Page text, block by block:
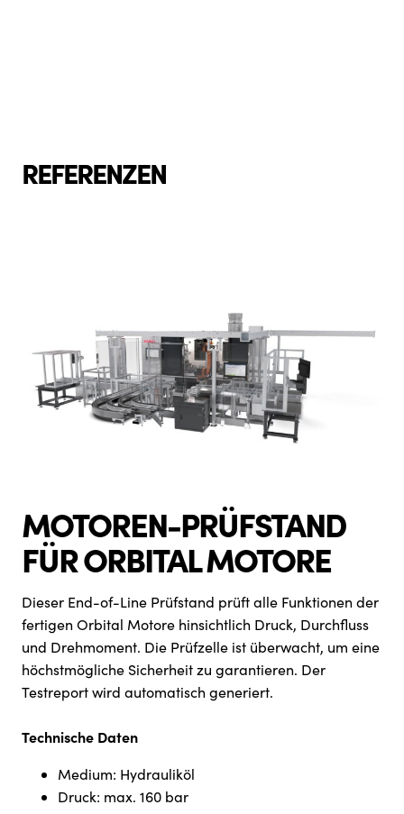
REFERENZEN
MOTOREN-PRÜFSTAND
FÜR ORBITAL MOTORE
Dieser End-of-Line Prüfstand prüft alle Funktionen der
fertigen Orbital Motore hinsichtlich Druck, Durchfluss
und Drehmoment. Die Prüfzelle ist überwacht, um eine
höchstmögliche Sicherheit zu garantieren. Der
Testreport wird automatisch generiert.
Technische Daten
Medium: Hydrauliköl
Druck: max. 160 bar